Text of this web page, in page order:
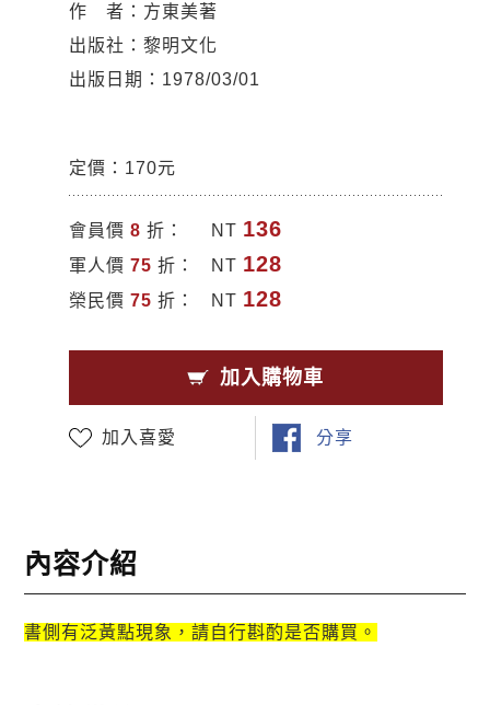
作 者：方東美著
出版社：黎明文化
出版日期：1978/03/01
定價：170元
會員價 8 折： NT 136
軍人價 75 折： NT 128
榮民價 75 折： NT 128
加入購物車
加入喜愛 分享
內容介紹
書側有泛黃點現象，請自行斟酌是否購買。